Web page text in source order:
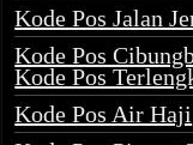
Kode Pos Jalan
Kode Pos
Kode Pos
Kode Pos Air Haji